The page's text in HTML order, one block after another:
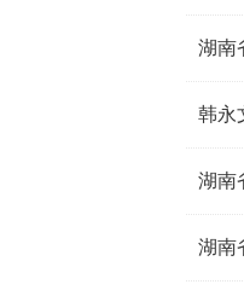
湖南
韩永
湖南